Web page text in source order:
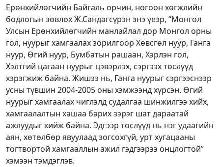
Ерөнхийлөгчийн Байгаль орчин, ногоон хөгжлийн
бодлогын зөвлөх Ж.Сандагсүрэн энэ үеэр, “Монгол
Улсын Ерөнхийлөгчийн манлайлал дор Монгол орны
гол, нуурыг хамгаалах зорилгоор Хөвсгөл нуур, Ганга
нуур, Өгий нуур, Бумбатын рашаан, Хэрлэн гол,
Хэлтгий цагаан нуурыг цэвэрлэх, сэргээх төслүүд
хэрэгжиж байна. Жишээ нь, Ганга нуурыг сэргээснээр
усны түвшин 2004-2005 оны хэмжээнд хүрсэн. Өгий
нуурыг хамгаалах чиглэлд судалгаа шинжилгээ хийх,
хамгаалалтын хашаа барих зэрэг шат дараатай
ажлуудыг хийж байна. Эдгээр төслүүд нь нэг удаагийн
аян, хөтөлбөр явуулаад зогсохгүй, урт хугацааны
тогтвортой хамгааллын ажил гэдгээрээ онцлогтой”
хэмээн тэмдэглэв.